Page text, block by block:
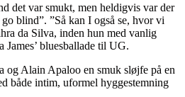
det var smukt, men heldigvis var der
blind”. ”Så kan I også se, hvor vi
da Silva, inden hun med vanlig
James’ bluesballade til UG.
og Alain Apaloo en smuk sløjfe på en
både intim, uformel hyggestemning